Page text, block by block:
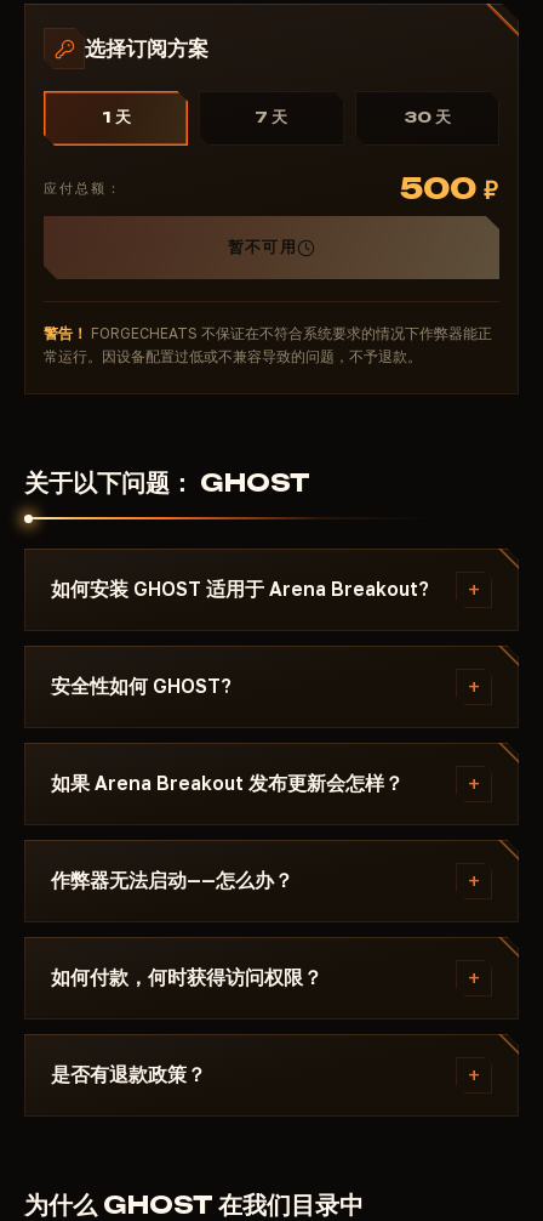
选择订阅方案
1 天 7 天 30 天
应付总额： 500 ₽
暂不可用
警告！ FORGECHEATS 不保证在不符合系统要求的情况下作弊器能正
常运行。因设备配置过低或不兼容导致的问题，不予退款。
关于以下问题： GHOST
如何安装 GHOST 适用于 Arena Breakout? +
付款后你将收到下载链接和专为以下游戏编写的说明：
Arena Breakout - ，其中注明所需的 Windows 版本、
Secure Boot 设置和启动顺序。如果遇到问题，请通过
Discord 或 Telegram 联系我们，我们会帮您解决。
安全性如何 GHOST? +
该作弊器在以下游戏的最新补丁上测试： Arena
Breakout 后才会发布。当前状态可在卡片上查看——
Undetected / 更新中 / 风险。若游戏更新后状态发生
变化，该辅助会被下架，直到修复发布。
如果 Arena Breakout 发布更新会怎样？ +
补丁发布后24小时内更新。订阅冻结——天数不会流
失。修复完成后作弊器重新出现在目录中。
作弊器无法启动——怎么办？ +
请在 Discord 中描述错误。大多数问题 15 分钟内即可
解决：启动模式不正确、Secure Boot、杀毒软件。支
如何付款，何时获得访问权限？ +
通过加密货币或匿名支付系统付款。付款确认后自动获
得访问权限——通常在几分钟内。
是否有退款政策？ +
为什么 GHOST 在我们目录中